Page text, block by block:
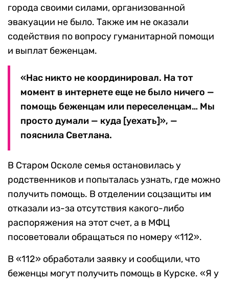
города своими силами, организованной
эвакуации не было. Также им не оказали
содействия по вопросу гуманитарной помощи
и выплат беженцам.
«Нас никто не координировал. На тот
момент в интернете еще не было ничего —
помощь беженцам или переселенцам… Мы
просто думали — куда [уехать]», —
пояснила Светлана.
В Старом Осколе семья остановилась у
родственников и попыталась узнать, где можно
получить помощь. В отделении соцзащиты им
отказали из-за отсутствия какого-либо
распоряжения на этот счет, а в МФЦ
посоветовали обращаться по номеру «112».
В «112» обработали заявку и сообщили, что
беженцы могут получить помощь в Курске. «Я у